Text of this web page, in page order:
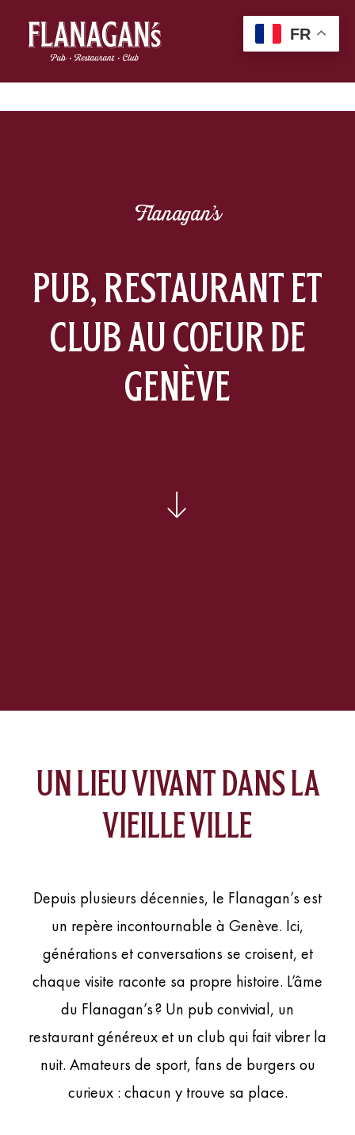
Flanagan's
PUB, RESTAURANT ET
CLUB AU COEUR DE
GENÈVE
UN LIEU VIVANT DANS LA
VIEILLE VILLE
Depuis plusieurs décennies, le Flanagan’s est
un repère incontournable à Genève. Ici,
générations et conversations se croisent, et
chaque visite raconte sa propre histoire. L’âme
du Flanagan’s ? Un pub convivial, un
restaurant généreux et un club qui fait vibrer la
nuit. Amateurs de sport, fans de burgers ou
curieux : chacun y trouve sa place.
FR